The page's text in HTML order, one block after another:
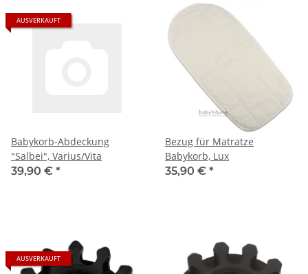
AUSVERKAUFT
Babykorb-Abdeckung
"Salbei", Varius/Vita
39,90 € *
Bezug für Matratze
Babykorb, Lux
35,90 € *
AUSVERKAUFT